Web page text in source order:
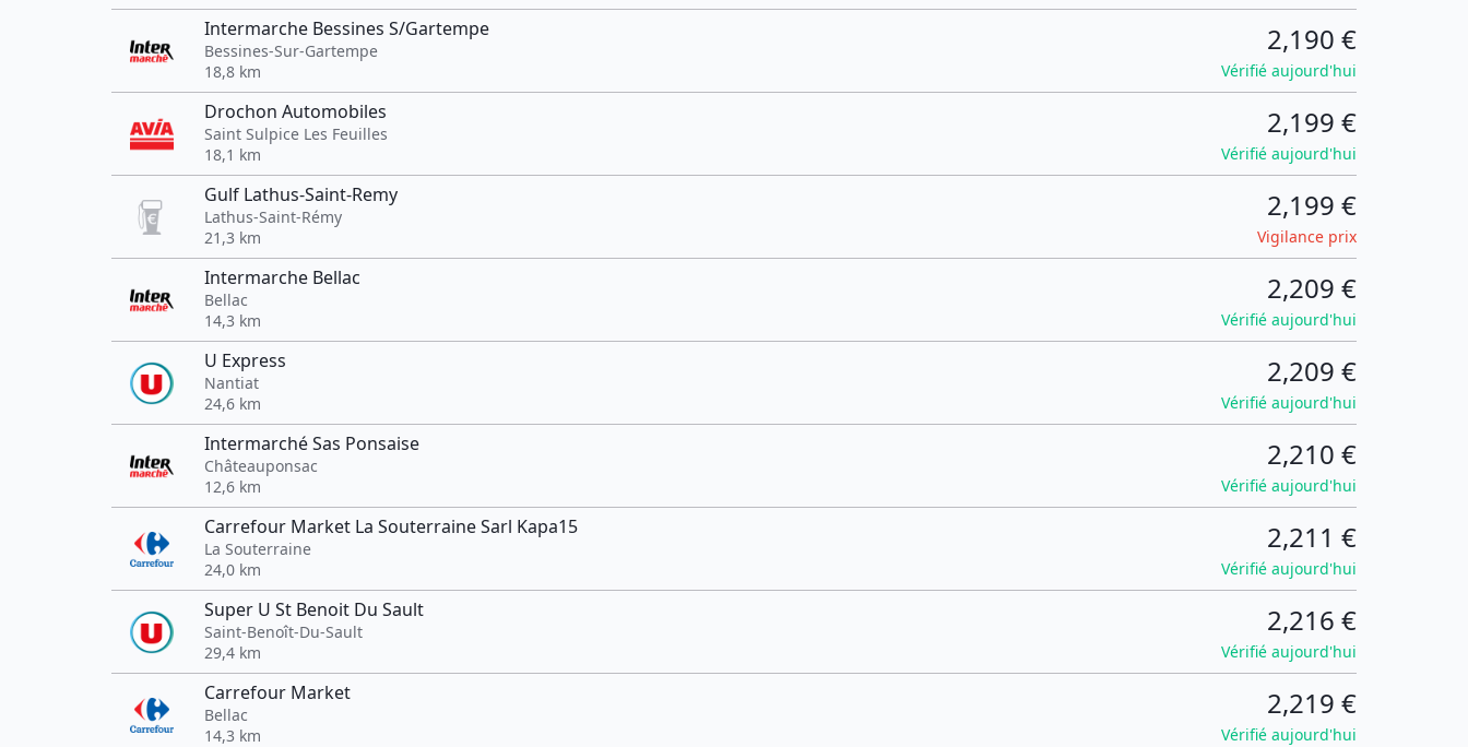
Intermarche Bessines S/Gartempe
Bessines-Sur-Gartempe
18,8 km
2,190 €
Vérifié aujourd'hui
Drochon Automobiles
Saint Sulpice Les Feuilles
18,1 km
2,199 €
Vérifié aujourd'hui
Gulf Lathus-Saint-Remy
Lathus-Saint-Rémy
21,3 km
2,199 €
Vigilance prix
Intermarche Bellac
Bellac
14,3 km
2,209 €
Vérifié aujourd'hui
U Express
Nantiat
24,6 km
2,209 €
Vérifié aujourd'hui
Intermarché Sas Ponsaise
Châteauponsac
12,6 km
2,210 €
Vérifié aujourd'hui
Carrefour Market La Souterraine Sarl Kapa15
La Souterraine
24,0 km
2,211 €
Vérifié aujourd'hui
Super U St Benoit Du Sault
Saint-Benoît-Du-Sault
29,4 km
2,216 €
Vérifié aujourd'hui
Carrefour Market
Bellac
14,3 km
2,219 €
Vérifié aujourd'hui